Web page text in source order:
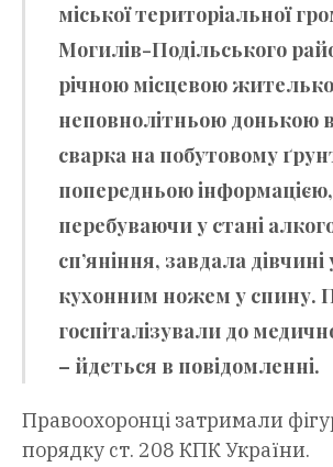
міської територіальної
Могилів-Подільського
річною місцевою
неповнолітньою донькою
сварка на побутовому
попередньою
перебуваючи у стані
сп’яніння, завдала дівчині
кухонним ножем у спину.
госпіталізували до
– йдеться в повідомленні.
Правоохоронці затримали
порядку ст. 208 КПК України.